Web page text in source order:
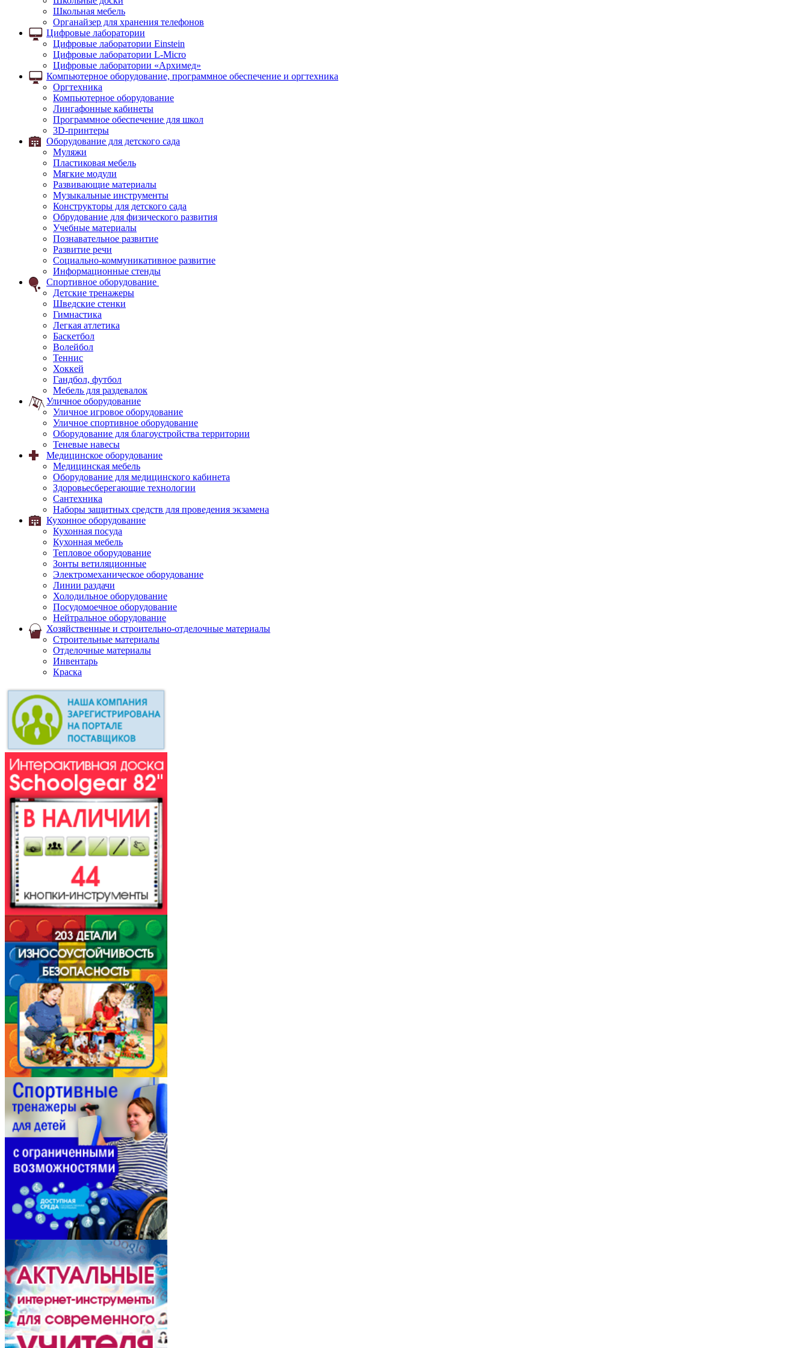
Школьная мебель
Органайзер для хранения телефонов
Цифровые лаборатории
Цифровые лаборатории Einstein
Цифровые лаборатории L-Micro
Цифровые лаборатории «Архимед»
Компьютерное оборудование, программное обеспечение и оргтехника
Оргтехника
Компьютерное оборудование
Лингафонные кабинеты
Программное обеспечение для школ
3D-принтеры
Оборудование для детского сада
Муляжи
Пластиковая мебель
Мягкие модули
Развивающие материалы
Музыкальные инструменты
Конструкторы для детского сада
Обрудование для физического развития
Учебные материалы
Познавательное развитие
Развитие речи
Социально-коммуникативное развитие
Информационные стенды
Спортивное оборудование
Детские тренажеры
Шведские стенки
Гимнастика
Легкая атлетика
Баскетбол
Волейбол
Теннис
Хоккей
Гандбол, футбол
Мебель для раздевалок
Уличное оборудование
Уличное игровое оборудование
Уличное спортивное оборудование
Оборудование для благоустройства территории
Теневые навесы
Медицинское оборудование
Медицинская мебель
Оборудование для медицинского кабинета
Здоровьесберегающие технологии
Сантехника
Наборы защитных средств для проведения экзамена
Кухонное оборудование
Кухонная посуда
Кухонная мебель
Тепловое оборудование
Зонты ветиляционные
Электромеханическое оборудование
Линии раздачи
Холодильное оборудование
Посудомоечное оборудование
Нейтральное оборудование
Хозяйственные и строительно-отделочные материалы
Строительные материалы
Отделочные материалы
Инвентарь
Краска